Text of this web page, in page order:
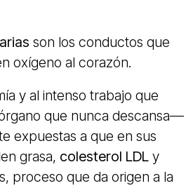
son los conductos que
oxígeno al corazón.
y al intenso trabajo que
que nunca descansa—
expuestas a que en sus
grasa, colesterol LDL y
proceso que da origen a la